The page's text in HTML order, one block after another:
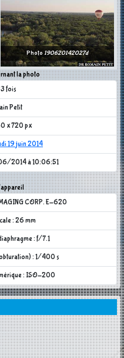
la photo
fois
Petit
x 720 px
19 juin 2014
2014 à 10:06:51
CORP. E-620
: 26 mm
: f/7.1
: 1/400 s
: ISO-200
Photo 190620142027d